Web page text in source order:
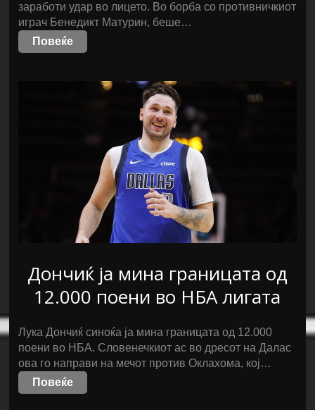
заработи удар во лицето. Во борба со противничкиот
играч Бенедикт Матурин, беше…
Повеќе
Дончиќ ја мина границата од
12.000 поени во НБА лигата
Лука Дончиќ синоќа ја мина границата од 12.000
поени во НБА. Словенечкиот ас во дресот на Далас
ова го направи на мечот против Оклахома, кој…
Повеќе